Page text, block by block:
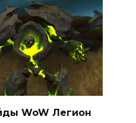
WoW Легион